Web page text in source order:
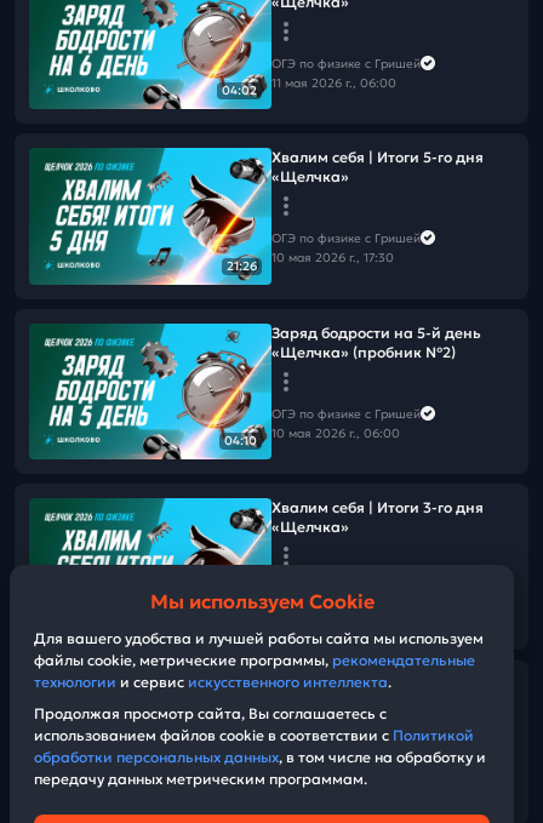
04:02
ОГЭ по физике с Гришей
11 мая 2026 г., 06:00
21:26
Хвалим себя | Итоги 5-го дня
«Щелчка»
ОГЭ по физике с Гришей
10 мая 2026 г., 17:30
04:10
Заряд бодрости на 5-й день
«Щелчка» (пробник №2)
ОГЭ по физике с Гришей
10 мая 2026 г., 06:00
Хвалим себя | Итоги 3-го дня
«Щелчка»
08 мая 2026 г., 18:15
Решаем все задания 6-7 из
ОГЭ по физике с Гришей
08 мая 2026 г., 14:45
Мы используем Cookie
Для вашего удобства и лучшей работы сайта мы используем
файлы cookie, метрические программы, рекомендательные
технологии и сервис искусственного интеллекта.
Продолжая просмотр сайта, Вы соглашаетесь с
использованием файлов cookie в соответствии с Политикой
обработки персональных данных, в том числе на обработку и
передачу данных метрическим программам.